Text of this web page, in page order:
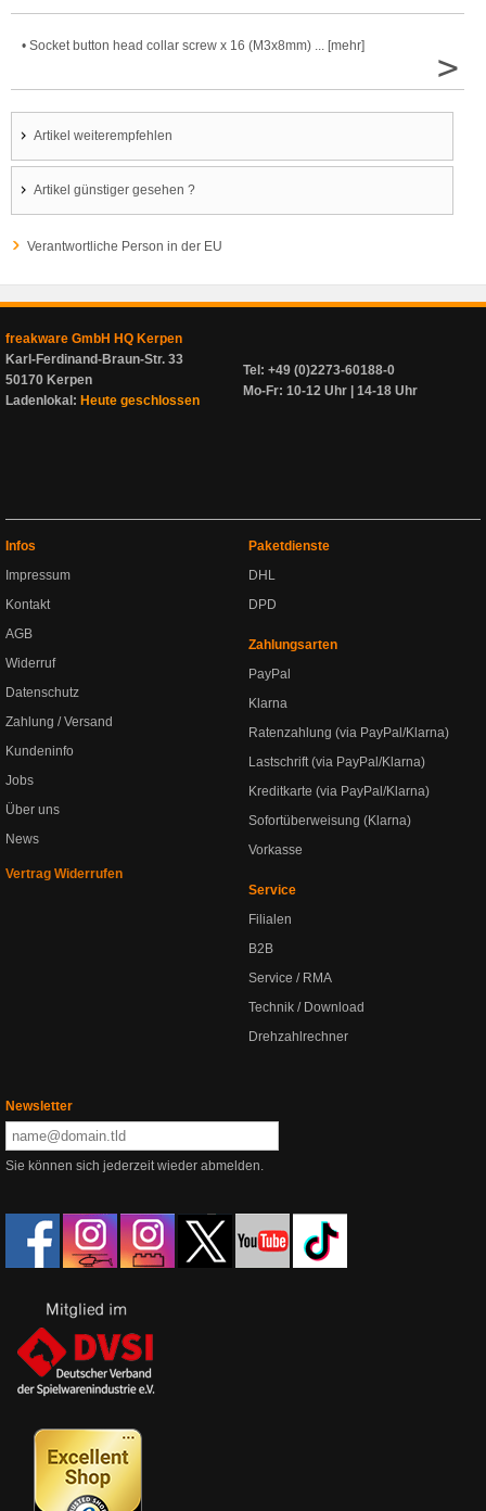
• Socket button head collar screw x 16 (M3x8mm) ... [mehr]
>
Artikel weiterempfehlen
Artikel günstiger gesehen ?
Verantwortliche Person in der EU
freakware GmbH HQ Kerpen
Karl-Ferdinand-Braun-Str. 33
50170 Kerpen
Ladenlokal: Heute geschlossen
Tel: +49 (0)2273-60188-0
Mo-Fr: 10-12 Uhr | 14-18 Uhr
Infos
Impressum
Kontakt
AGB
Widerruf
Datenschutz
Zahlung / Versand
Kundeninfo
Jobs
Über uns
News
Vertrag Widerrufen
Paketdienste
DHL
DPD
Zahlungsarten
PayPal
Klarna
Ratenzahlung (via PayPal/Klarna)
Lastschrift (via PayPal/Klarna)
Kreditkarte (via PayPal/Klarna)
Sofortüberweisung (Klarna)
Vorkasse
Service
Filialen
B2B
Service / RMA
Technik / Download
Drehzahlrechner
Newsletter
Sie können sich jederzeit wieder abmelden.